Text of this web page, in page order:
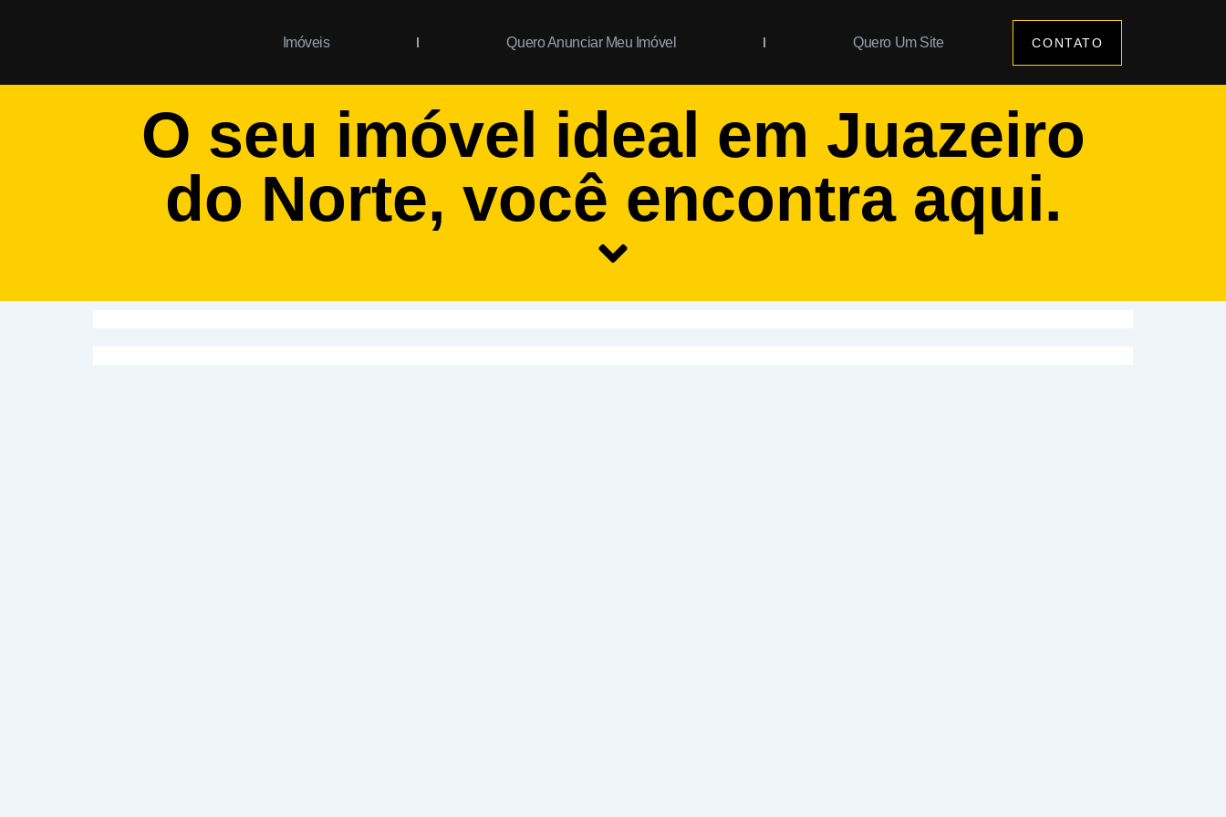
conteúdo
Imóveis Quero Anunciar Meu Imóvel Quero Um Site CONTATO
O seu imóvel ideal em Juazeiro
do Norte, você encontra aqui.